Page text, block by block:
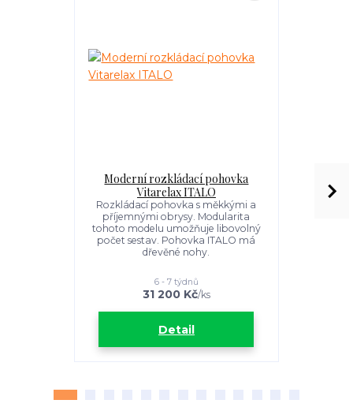
Moderní rozkládací pohovka
Vitarelax ITALO
Rozkládací pohovka s měkkými a
příjemnými obrysy. Modularita
tohoto modelu umožňuje libovolný
počet sestav. Pohovka ITALO má
dřevěné nohy.
31 200 Kč/ks
6 - 7 týdnů
Detail